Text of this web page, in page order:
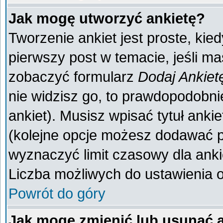
Jak mogę utworzyć ankietę?
Tworzenie ankiet jest proste,
pierwszy post w temacie, jeśli
zobaczyć formularz Dodaj
nie widzisz go, to
ankiet). Musisz wpisać tytuł
(kolejne opcje możesz dodawać
wyznaczyć limit czasowy dla
Liczba możliwych do ustawienia
Powrót do góry